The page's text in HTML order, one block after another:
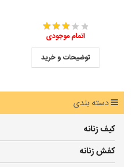
اتمام موجودی
توضیحات و خرید
دسته بندی
کیف زنانه
کفش زنانه